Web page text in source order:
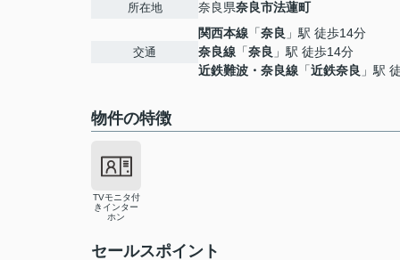
所在地 奈良県奈良市法蓮町
交通
関西本線 「奈良 」駅 徒歩14分
奈良線 「奈良 」駅 徒歩14分
近鉄難波・奈良線 「近鉄奈良 」駅
物件の特徴
TVモニタ付
きインター
ホン
セールスポイント